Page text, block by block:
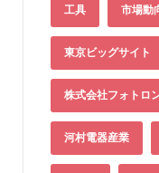
工具 市場動
東京ビッグサイト
株式会社フォトロ
河村電器産業